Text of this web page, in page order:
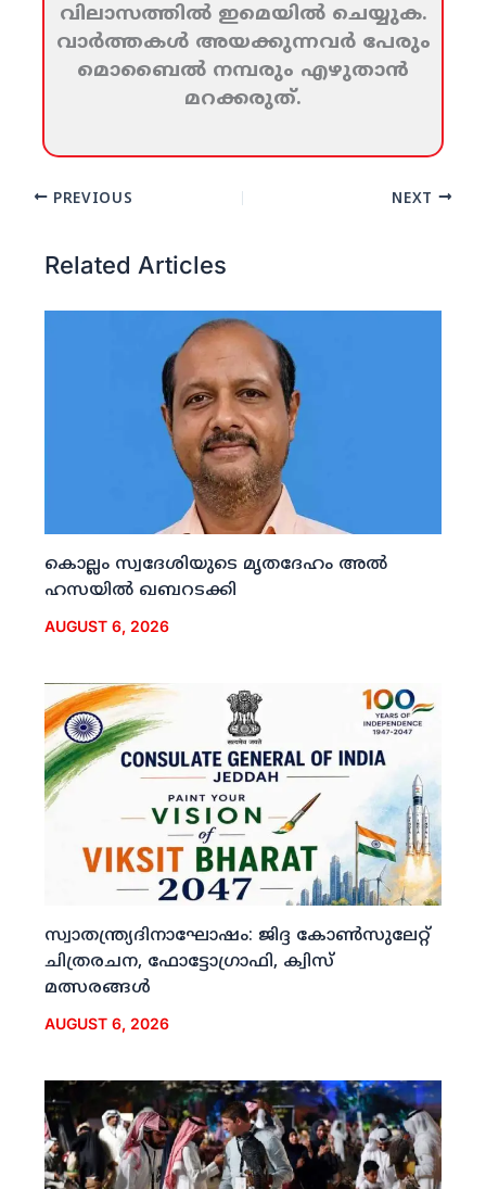
വിലാസത്തില്‍ ഇമെയില്‍ ചെയ്യുക.
വാര്‍ത്തകള്‍ അയക്കുന്നവര്‍ പേരും
മൊബൈല്‍ നമ്പരും എഴുതാന്‍
മറക്കരുത്‌.
PREVIOUS NEXT
Related Articles
കൊല്ലം സ്വദേശിയുടെ മൃതദേഹം അല്‍
ഹസയില്‍ ഖബറടക്കി
AUGUST 6, 2026
സ്വാതന്ത്ര്യദിനാഘോഷം: ജിദ്ദ കോണ്‍സുലേറ്റ്
ചിത്രരചന, ഫോട്ടോഗ്രാഫി, ക്വിസ്
മത്സരങ്ങള്‍
AUGUST 6, 2026